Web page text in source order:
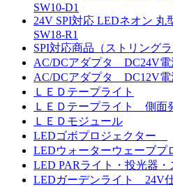
SW10-D1
24V SPI対応 LEDネオン 丸
SW18-R1
SPI対応商品（ストリング
AC/DCアダプタ DC24V電
AC/DCアダプタ DC12V電
ＬＥＤテープライト
ＬＥＤテープライト 側面
ＬＥＤモジュール
LEDゴボプロジェクター
LEDウォーターウェーブ
LED PARライト・投光器・
LEDガーデンライト 24V